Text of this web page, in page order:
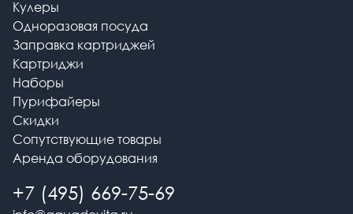
Кулеры
Одноразовая посуда
Заправка картриджей
Картриджи
Наборы
Пурифайеры
Скидки
Сопутствующие товары
Аренда оборудования
+7 (495) 669-75-69